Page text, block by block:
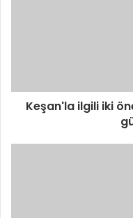
Keşan'la ilgili iki